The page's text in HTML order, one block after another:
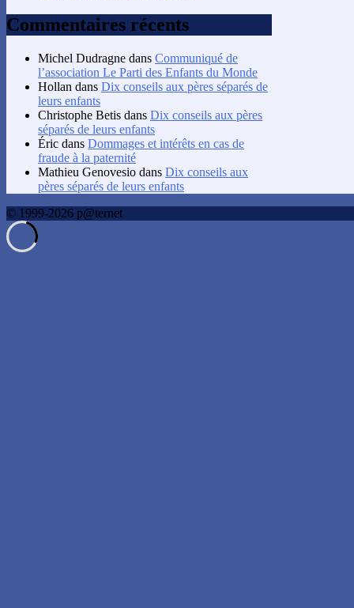
Commentaires récents
Michel Dudragne dans Communiqué de
l’association Le Parti des Enfants du Monde
Hollan dans Dix conseils aux pères séparés de
leurs enfants
Christophe Betis dans Dix conseils aux pères
séparés de leurs enfants
Éric dans Dommages et intérêts en cas de
fraude à la paternité
Mathieu Genovesio dans Dix conseils aux
pères séparés de leurs enfants
© 1999-2026 p@ternet